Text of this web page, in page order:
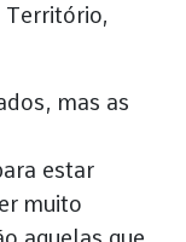
Território,
mas as
estar
muito